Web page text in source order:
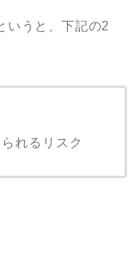
いうと、下記の2
れるリスク